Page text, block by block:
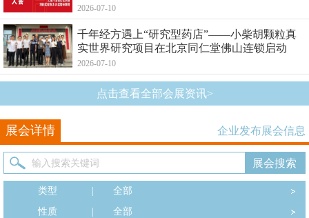
2026-07-10
千年经方遇上“研究型药店”——小柴胡颗粒真
实世界研究项目在北京同仁堂佛山连锁启动
2026-07-10
点击查看全部会展资讯>
展会详情 企业发布展会信息
类型
全部
性质
全部